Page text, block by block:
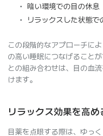
暗い環境での目の休息
リラックスした状態で
この段階的なアプローチに
の高い睡眠につなげること
との組み合わせは、目の血
けます。
リラックス効果を高め
目薬を点眼する際は、ゆっ